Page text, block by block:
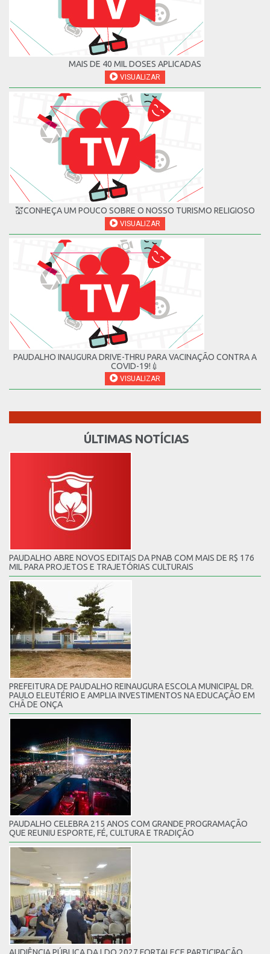
MAIS DE 40 MIL DOSES APLICADAS
VISUALIZAR
💒CONHEÇA UM POUCO SOBRE O NOSSO TURISMO RELIGIOSO
VISUALIZAR
PAUDALHO INAUGURA DRIVE-THRU PARA VACINAÇÃO CONTRA A
COVID-19!💉
VISUALIZAR
ÚLTIMAS NOTÍCIAS
PAUDALHO ABRE NOVOS EDITAIS DA PNAB COM MAIS DE R$ 176
MIL PARA PROJETOS E TRAJETÓRIAS CULTURAIS
PREFEITURA DE PAUDALHO REINAUGURA ESCOLA MUNICIPAL DR.
PAULO ELEUTÉRIO E AMPLIA INVESTIMENTOS NA EDUCAÇÃO EM
CHÃ DE ONÇA
PAUDALHO CELEBRA 215 ANOS COM GRANDE PROGRAMAÇÃO
QUE REUNIU ESPORTE, FÉ, CULTURA E TRADIÇÃO